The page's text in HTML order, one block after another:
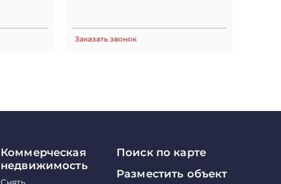
Заказать звонок
Коммерческая
недвижимость
Поиск по карте
Разместить объект